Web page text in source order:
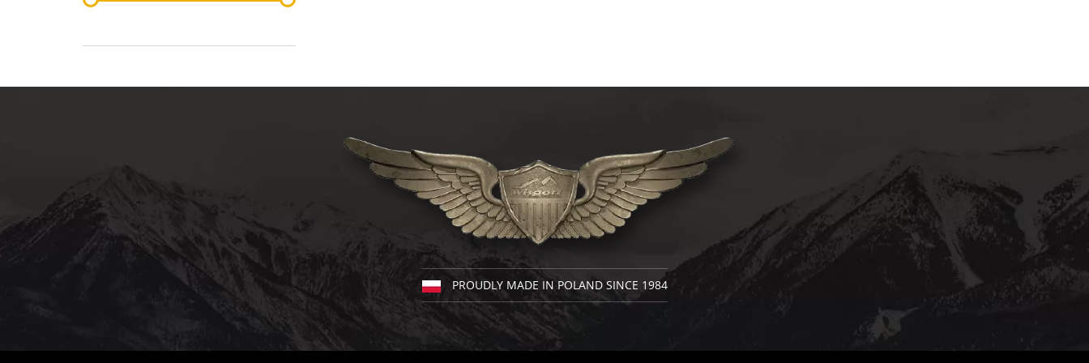
produktu
PROUDLY MADE IN POLAND SINCE 1984